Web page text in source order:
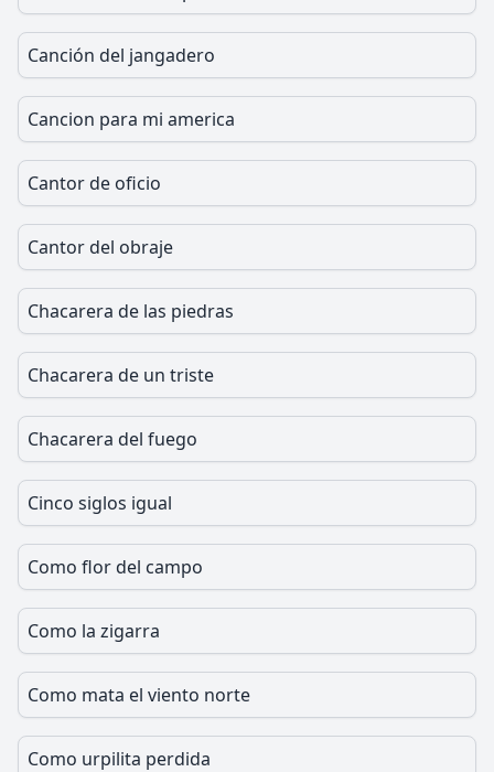
Canción del jangadero
Cancion para mi america
Cantor de oficio
Cantor del obraje
Chacarera de las piedras
Chacarera de un triste
Chacarera del fuego
Cinco siglos igual
Como flor del campo
Como la zigarra
Como mata el viento norte
Como urpilita perdida